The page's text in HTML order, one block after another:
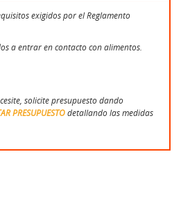
exigidos por el Reglamento
a entrar en contacto con alimentos.
solicite presupuesto dando
PRESUPUESTOdetallando las medidas